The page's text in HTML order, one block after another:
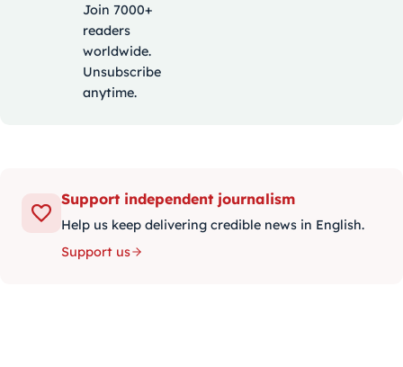
Join 7000+
readers
worldwide.
Unsubscribe
anytime.
Support independent journalism
Help us keep delivering credible news in English.
Support us